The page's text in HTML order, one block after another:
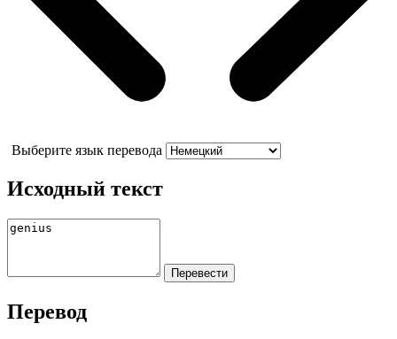
Выберите язык перевода
Исходный текст
Перевод